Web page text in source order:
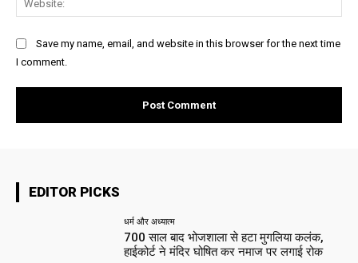
Save my name, email, and website in this browser for the next time
I comment.
EDITOR PICKS
धर्म और अध्यात्म
700 साल बाद भोजशाला से हटा मुगलिया कलंक,
हाईकोर्ट ने मंदिर घोषित कर नमाज पर लगाई रोक